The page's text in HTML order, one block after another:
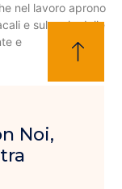
nel lavoro aprono
e sul ruolo delle
e
Noi,